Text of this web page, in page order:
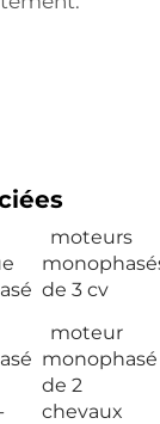
moteurs
de 3 cv
moteur
monophasé
de 2
chevaux